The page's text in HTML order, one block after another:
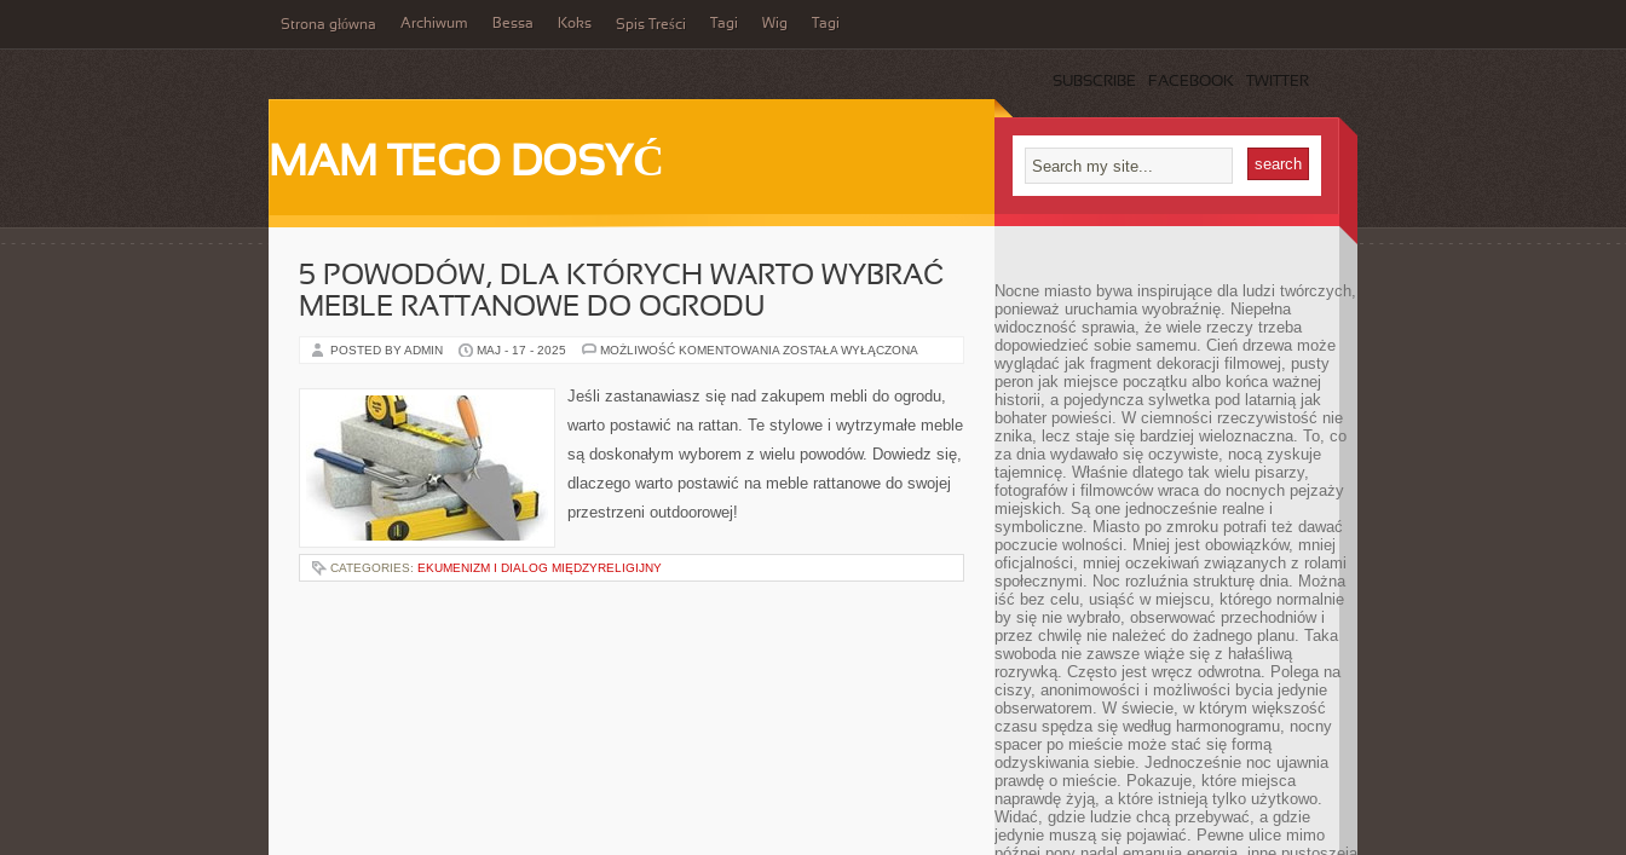
Strona główna Archiwum Bessa Koks Spis Treści Tagi Wig Tagi
SUBSCRIBE FACEBOOK TWITTER
MAM TEGO DOSYĆ
5 POWODÓW, DLA KTÓRYCH WARTO WYBRAĆ
MEBLE RATTANOWE DO OGRODU
POSTED BY ADMIN MAJ - 17 - 2025 MOŻLIWOŚĆ KOMENTOWANIA 5
WARTO
MEBLE
DO
ZOSTAŁA WYŁĄCZONA
Jeśli zastanawiasz się nad zakupem mebli do ogrodu,
warto postawić na rattan. Te stylowe i wytrzymałe meble
są doskonałym wyborem z wielu powodów. Dowiedz się,
dlaczego warto postawić na meble rattanowe do swojej
przestrzeni outdoorowej!
CATEGORIES: EKUMENIZM I DIALOG MIĘDZYRELIGIJNY
Nocne miasto bywa inspirujące dla ludzi twórczych,
ponieważ uruchamia wyobraźnię. Niepełna
widoczność sprawia, że wiele rzeczy trzeba
dopowiedzieć sobie samemu. Cień drzewa może
wyglądać jak fragment dekoracji filmowej, pusty
peron jak miejsce początku albo końca ważnej
historii, a pojedyncza sylwetka pod latarnią jak
bohater powieści. W ciemności rzeczywistość nie
znika, lecz staje się bardziej wieloznaczna. To, co
za dnia wydawało się oczywiste, nocą zyskuje
tajemnicę. Właśnie dlatego tak wielu pisarzy,
fotografów i filmowców wraca do nocnych pejzaży
miejskich. Są one jednocześnie realne i
symboliczne. Miasto po zmroku potrafi też dawać
poczucie wolności. Mniej jest obowiązków, mniej
oficjalności, mniej oczekiwań związanych z rolami
społecznymi. Noc rozluźnia strukturę dnia. Można
iść bez celu, usiąść w miejscu, którego normalnie
by się nie wybrało, obserwować przechodniów i
przez chwilę nie należeć do żadnego planu. Taka
swoboda nie zawsze wiąże się z hałaśliwą
rozrywką. Często jest wręcz odwrotna. Polega na
ciszy, anonimowości i możliwości bycia jedynie
obserwatorem. W świecie, w którym większość
czasu spędza się według harmonogramu, nocny
spacer po mieście może stać się formą
odzyskiwania siebie. Jednocześnie noc ujawnia
prawdę o mieście. Pokazuje, które miejsca
naprawdę żyją, a które istnieją tylko użytkowo.
Widać, gdzie ludzie chcą przebywać, a gdzie
jedynie muszą się pojawiać. Pewne ulice mimo